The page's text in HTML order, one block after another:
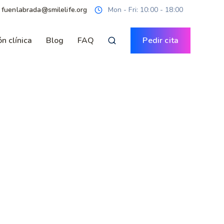
Mon - Fri: 10:00 - 18:00
clínica Blog FAQ Pedir cita